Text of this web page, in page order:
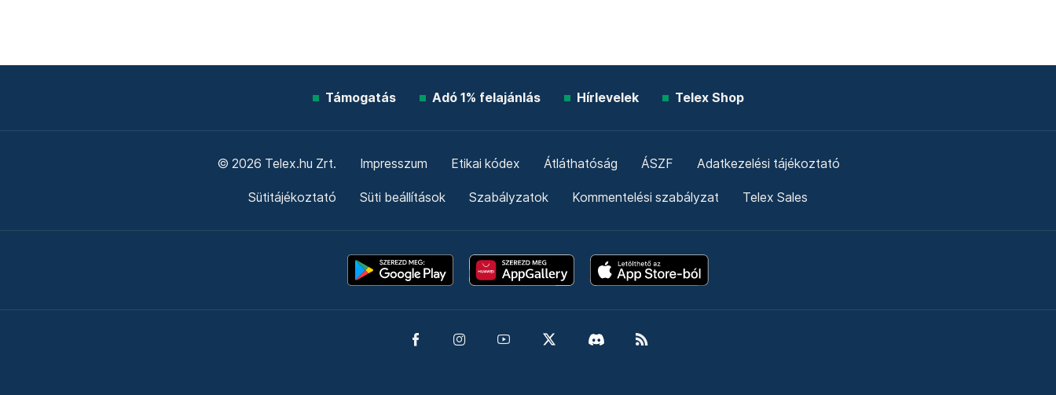
Támogatás Adó 1% felajánlás Hírlevelek Telex Shop
© 2026 Telex.hu Zrt. Impresszum Etikai kódex Átláthatóság ÁSZF Adatkezelési tájékoztató
Sütitájékoztató Süti beállítások Szabályzatok Kommentelési szabályzat Telex Sales